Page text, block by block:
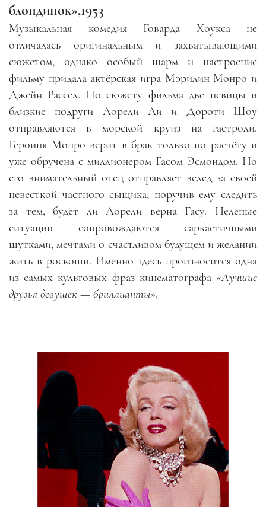
блондинок»,1953
Музыкальная комедия Говарда Хоукса не
отличалась оригинальным и захватывающими
сюжетом, однако особый шарм и настроение
фильму придала актёрская игра Мэрилин Монро и
Джейн Рассел. По сюжету фильма две певицы и
близкие подруги Лорели Ли и Дороти Шоу
отправляются в морской круиз на гастроли.
Героиня Монро верит в брак только по расчёту и
уже обручена с миллионером Гасом Эсмондом. Но
его внимательный отец отправляет вслед за своей
невесткой частного сыщика, поручив ему следить
за тем, будет ли Лорели верна Гасу. Нелепые
ситуации сопровождаются саркастичными
шутками, мечтами о счастливом будущем и желании
жить в роскоши. Именно здесь произносится одна
из самых культовых фраз кинематографа «Лучшие
друзья девушек — бриллианты».